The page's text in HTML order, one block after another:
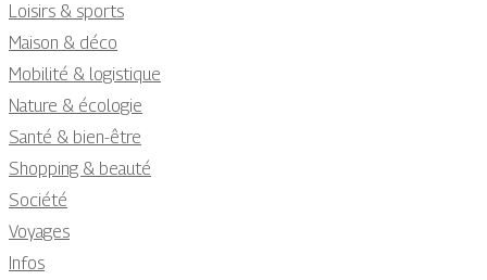
Loisirs & sports
Maison & déco
Mobilité & logistique
Nature & écologie
Santé & bien-être
Shopping & beauté
Société
Voyages
Infos